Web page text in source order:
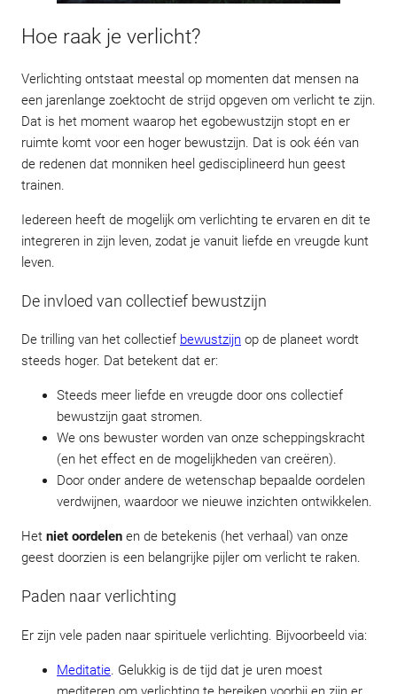
Hoe raak je verlicht?
Verlichting ontstaat meestal op momenten dat mensen na
een jarenlange zoektocht de strijd opgeven om verlicht te zijn.
Dat is het moment waarop het egobewustzijn stopt en er
ruimte komt voor een hoger bewustzijn. Dat is ook één van
de redenen dat monniken heel gedisciplineerd hun geest
trainen.
Iedereen heeft de mogelijk om verlichting te ervaren en dit te
integreren in zijn leven, zodat je vanuit liefde en vreugde kunt
leven.
De invloed van collectief bewustzijn
De trilling van het collectief bewustzijn op de planeet wordt
steeds hoger. Dat betekent dat er:
Steeds meer liefde en vreugde door ons collectief
bewustzijn gaat stromen.
We ons bewuster worden van onze scheppingskracht
(en het effect en de mogelijkheden van creëren).
Door onder andere de wetenschap bepaalde oordelen
verdwijnen, waardoor we nieuwe inzichten ontwikkelen.
Het niet oordelen en de betekenis (het verhaal) van onze
geest doorzien is een belangrijke pijler om verlicht te raken.
Paden naar verlichting
Er zijn vele paden naar spirituele verlichting. Bijvoorbeeld via:
Meditatie . Gelukkig is de tijd dat je uren moest